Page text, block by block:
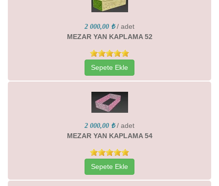
2 000,00 ₺ / adet
MEZAR YAN KAPLAMA 52
Sepete Ekle
2 000,00 ₺ / adet
MEZAR YAN KAPLAMA 54
Sepete Ekle